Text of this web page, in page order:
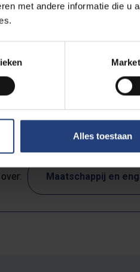
met andere informatie die u
Alles toestaan
gokje. “Laat ons zeggen:
met hun
maar daarmee
professor Sinardet toe dat hij
plafond bereikt? Hoe zal
meer op
(+).
Maatschappij en